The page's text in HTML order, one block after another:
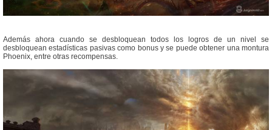
Además ahora cuando se desbloquean todos los logros de un nivel se
desbloquean estadísticas pasivas como bonus y se puede obtener una montura
Phoenix, entre otras recompensas.